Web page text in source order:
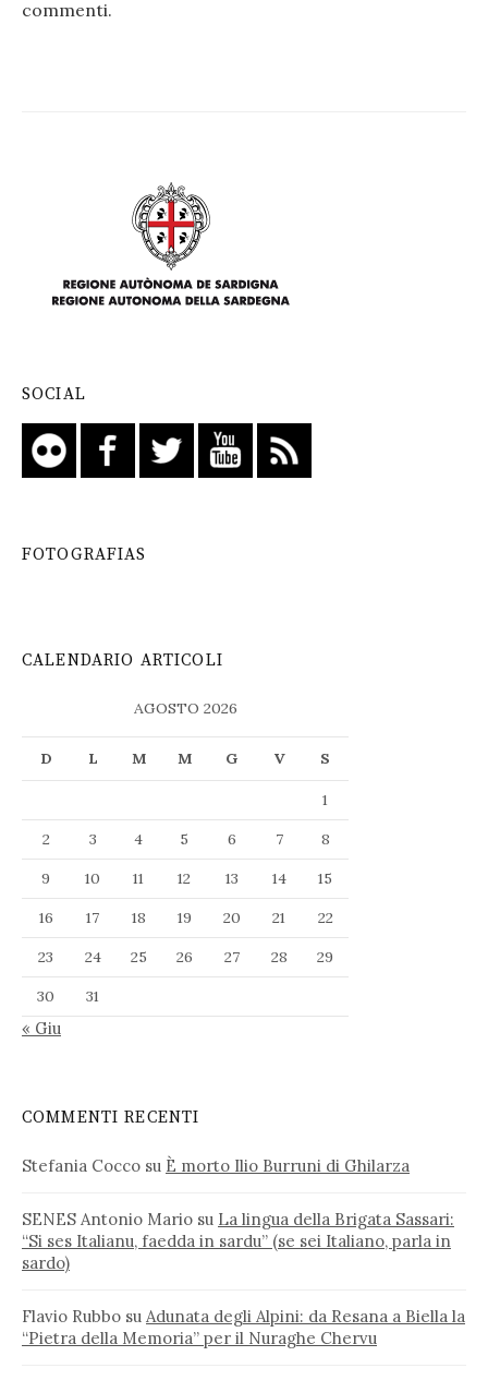
commenti.
SOCIAL
FOTOGRAFIAS
CALENDARIO ARTICOLI
AGOSTO 2026
D L M M G V S
1
2
3 4 5 6 7
8
9
10 11 12 13 14
15
16
17 18 19 20 21
22
23
24 25 26 27 28
29
30
31
« Giu
COMMENTI RECENTI
Stefania Cocco su È morto Ilio Burruni di Ghilarza
SENES Antonio Mario su La lingua della Brigata Sassari:
“Si ses Italianu, faedda in sardu” (se sei Italiano, parla in
sardo)
Flavio Rubbo su Adunata degli Alpini: da Resana a Biella la
“Pietra della Memoria” per il Nuraghe Chervu